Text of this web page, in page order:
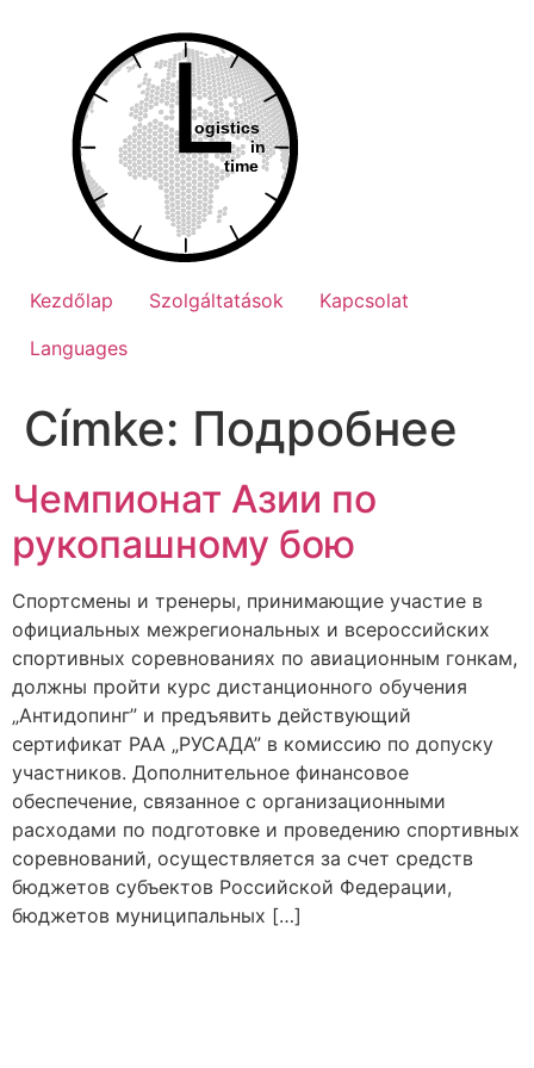
tartalomhoz
Kezdőlap Szolgáltatások
Kapcsolat
Languages
Címke: Подробнее
Чемпионат Азии по
рукопашному бою
Спортсмены и тренеры, принимающие участие в
официальных межрегиональных и всероссийских
спортивных соревнованиях по авиационным гонкам,
должны пройти курс дистанционного обучения
„Антидопинг” и предъявить действующий
сертификат РАА „РУСАДА” в комиссию по допуску
участников. Дополнительное финансовое
обеспечение, связанное с организационными
расходами по подготовке и проведению спортивных
соревнований, осуществляется за счет средств
бюджетов субъектов Российской Федерации,
бюджетов муниципальных […]